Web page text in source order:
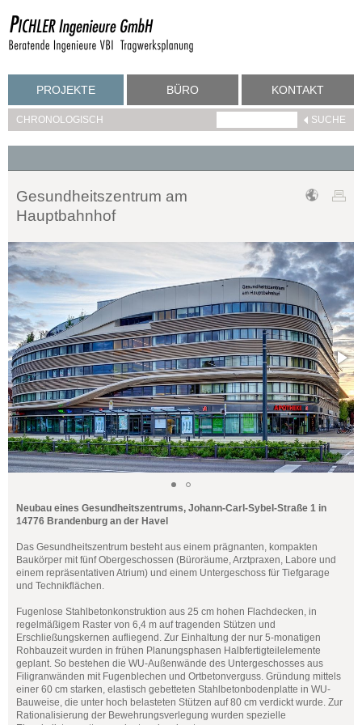
PROJEKTE BÜRO KONTAKT
CHRONOLOGISCH
Gesundheitszentrum am
Hauptbahnhof
Neubau eines Gesundheitszentrums, Johann-Carl-Sybel-Straße 1 in
14776 Brandenburg an der Havel
Das Gesundheitszentrum besteht aus einem prägnanten, kompakten
Baukörper mit fünf Obergeschossen (Büroräume, Arztpraxen, Labore und
einem repräsentativen Atrium) und einem Untergeschoss für Tiefgarage
und Technikflächen.
Fugenlose Stahlbetonkonstruktion aus 25 cm hohen Flachdecken, in
regelmäßigem Raster von 6,4 m auf tragenden Stützen und
Erschließungskernen aufliegend. Zur Einhaltung der nur 5-monatigen
Rohbauzeit wurden in frühen Planungsphasen Halbfertigteilelemente
geplant. So bestehen die WU-Außenwände des Untergeschosses aus
Filigranwänden mit Fugenblechen und Ortbetonverguss. Gründung mittels
einer 60 cm starken, elastisch gebetteten Stahlbetonbodenplatte in WU-
Bauweise, die unter hoch belasteten Stützen auf 80 cm verdickt wurde. Zur
Rationalisierung der Bewehrungsverlegung wurden spezielle